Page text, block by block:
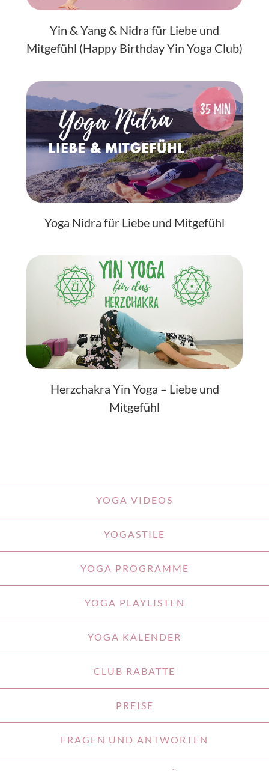
Yin & Yang & Nidra für Liebe und
Mitgefühl (Happy Birthday Yin Yoga Club)
Yoga Nidra für Liebe und Mitgefühl
Herzchakra Yin Yoga – Liebe und
Mitgefühl
YOGA VIDEOS
YOGASTILE
YOGA PROGRAMME
YOGA PLAYLISTEN
YOGA KALENDER
CLUB RABATTE
PREISE
FRAGEN UND ANTWORTEN